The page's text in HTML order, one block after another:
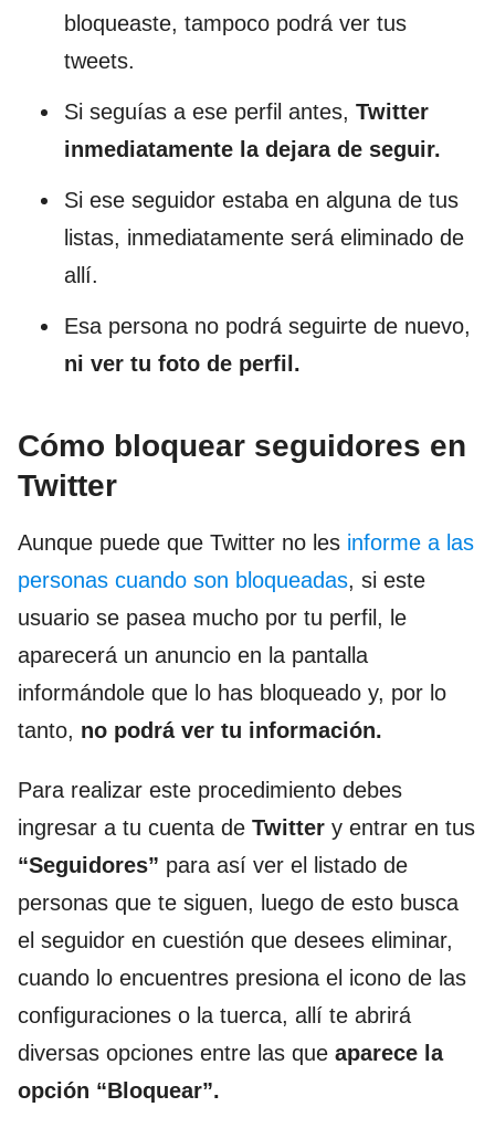
bloqueaste, tampoco podrá ver tus
tweets.
Si seguías a ese perfil antes, Twitter
inmediatamente la dejara de seguir.
Si ese seguidor estaba en alguna de tus
listas, inmediatamente será eliminado de
allí.
Esa persona no podrá seguirte de nuevo,
ni ver tu foto de perfil.
Cómo bloquear seguidores en
Twitter
Aunque puede que Twitter no les informe a las
personas cuando son bloqueadas, si este
usuario se pasea mucho por tu perfil, le
aparecerá un anuncio en la pantalla
informándole que lo has bloqueado y, por lo
tanto, no podrá ver tu información.
Para realizar este procedimiento debes
ingresar a tu cuenta de Twitter y entrar en tus
“Seguidores” para así ver el listado de
personas que te siguen, luego de esto busca
el seguidor en cuestión que desees eliminar,
cuando lo encuentres presiona el icono de las
configuraciones o la tuerca, allí te abrirá
diversas opciones entre las que aparece la
opción “Bloquear”.